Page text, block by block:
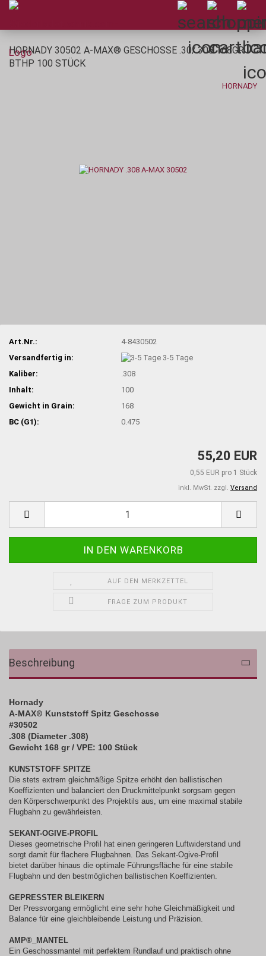
HORNADY 30502 A-MAX® GESCHOSSE .30/.308 168GR
BTHP 100 STÜCK
HORNADY
Art.Nr.:
4-8430502
Versandfertig in:
3-5 Tage
Kaliber:
.308
Inhalt:
100
Gewicht in Grain:
168
BC (G1):
0.475
55,20 EUR
0,55 EUR pro 1 Stück
inkl. MwSt. zzgl. Versand
AUF DEN MERKZETTEL
FRAGE ZUM PRODUKT
Beschreibung
Hornady
A-MAX® Kunststoff Spitz Geschosse
#30502
.308 (Diameter .308)
Gewicht 168 gr / VPE: 100 Stück
KUNSTSTOFF SPITZE
Die stets extrem gleichmäßige Spitze erhöht den ballistischen
Koeffizienten und balanciert den Druckmittelpunkt sorgsam gegen
den Körperschwerpunkt des Projektils aus, um eine maximal stabile
Flugbahn zu gewährleisten.
SEKANT-OGIVE-PROFIL
Dieses geometrische Profil hat einen geringeren Luftwiderstand und
sorgt damit für flachere Flugbahnen. Das Sekant-Ogive-Profil
bietet darüber hinaus die optimale Führungsfläche für eine stabile
Flugbahn und den bestmöglichen ballistischen Koeffizienten.
GEPRESSTER BLEIKERN
Der Pressvorgang ermöglicht eine sehr hohe Gleichmäßigkeit und
Balance für eine gleichbleibende Leistung und Präzision.
AMP®_MANTEL
Ein Geschossmantel mit perfektem Rundlauf und praktisch ohne